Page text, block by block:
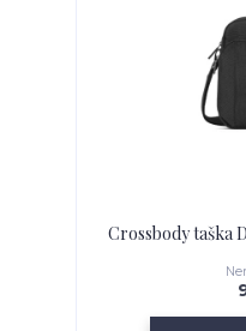
Crossbody taška